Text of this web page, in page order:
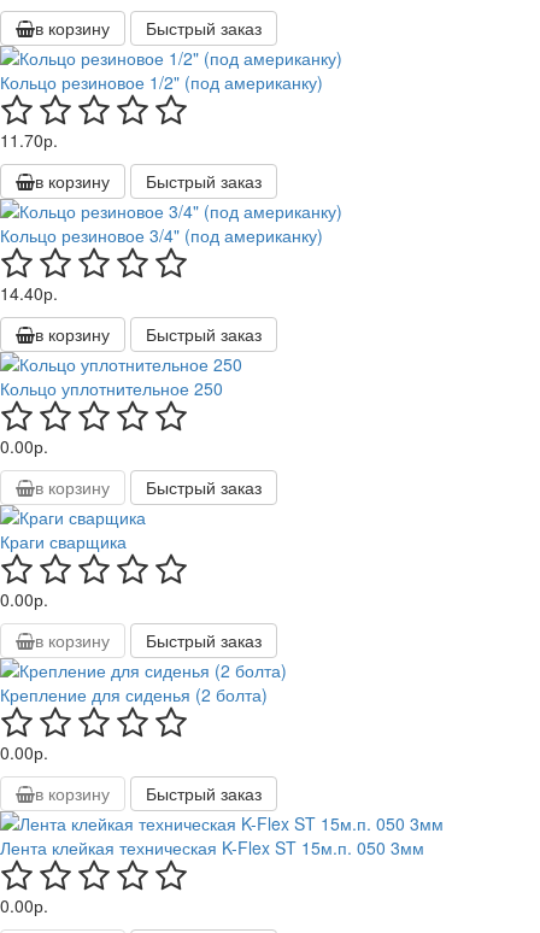
в корзину
Быстрый заказ
Кольцо резиновое 1/2" (под американку)
11.70р.
в корзину
Быстрый заказ
Кольцо резиновое 3/4" (под американку)
14.40р.
в корзину
Быстрый заказ
Кольцо уплотнительное 250
0.00р.
в корзину
Быстрый заказ
Краги сварщика
0.00р.
в корзину
Быстрый заказ
Крепление для сиденья (2 болта)
0.00р.
в корзину
Быстрый заказ
Лента клейкая техническая K-Flex ST 15м.п. 050 3мм
0.00р.